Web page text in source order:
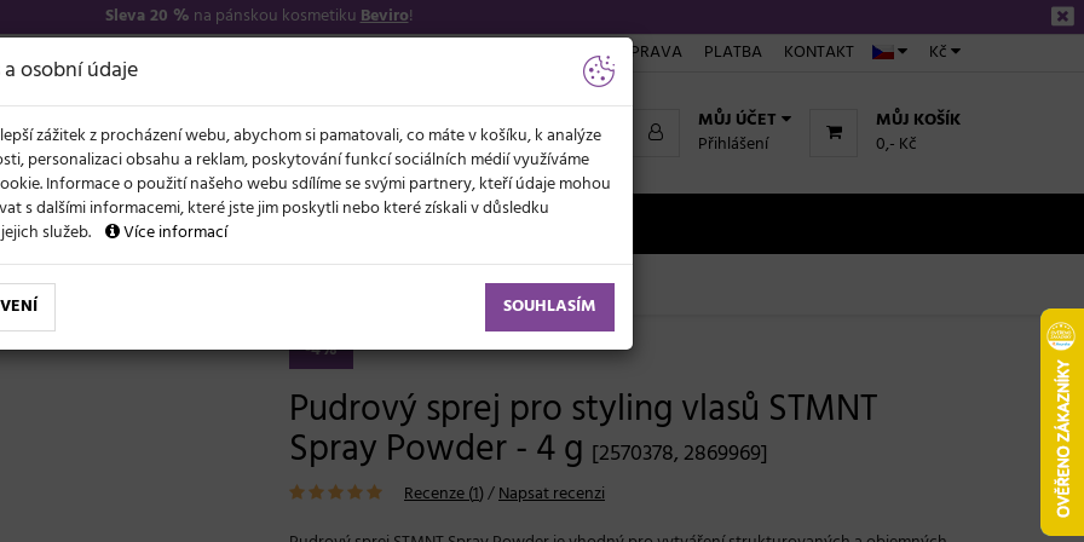
Sleva 20 % na pánskou kosmetikuBeviro!
Kč
DOPRAVA PLATBA KONTAKT
MŮJ KOŠÍK
0,- Kč
MŮJ ÚČET
Přihlášení
NOVĚ LÉTO A VLASY AKCE
pomády na vlasy Pudrový sprej pro styling vlasů STMNT Spray Powder - 4 g
-4%
Pudrový sprej pro styling vlasů STMNT
Spray Powder - 4 g [2570378, 2869969]
Recenze (1)/Napsat recenzi
osobní údaje
zážitek z procházení webu, abychom si pamatovali, co máte v košíku, k analýze
personalizaci obsahu a reklam, poskytování funkcí sociálních médií využíváme
Informace o použití našeho webu sdílíme se svými partnery, kteří údaje mohou
s dalšími informacemi, které jste jim poskytli nebo které získali v důsledku
služeb.
Více informací
SOUHLASÍM